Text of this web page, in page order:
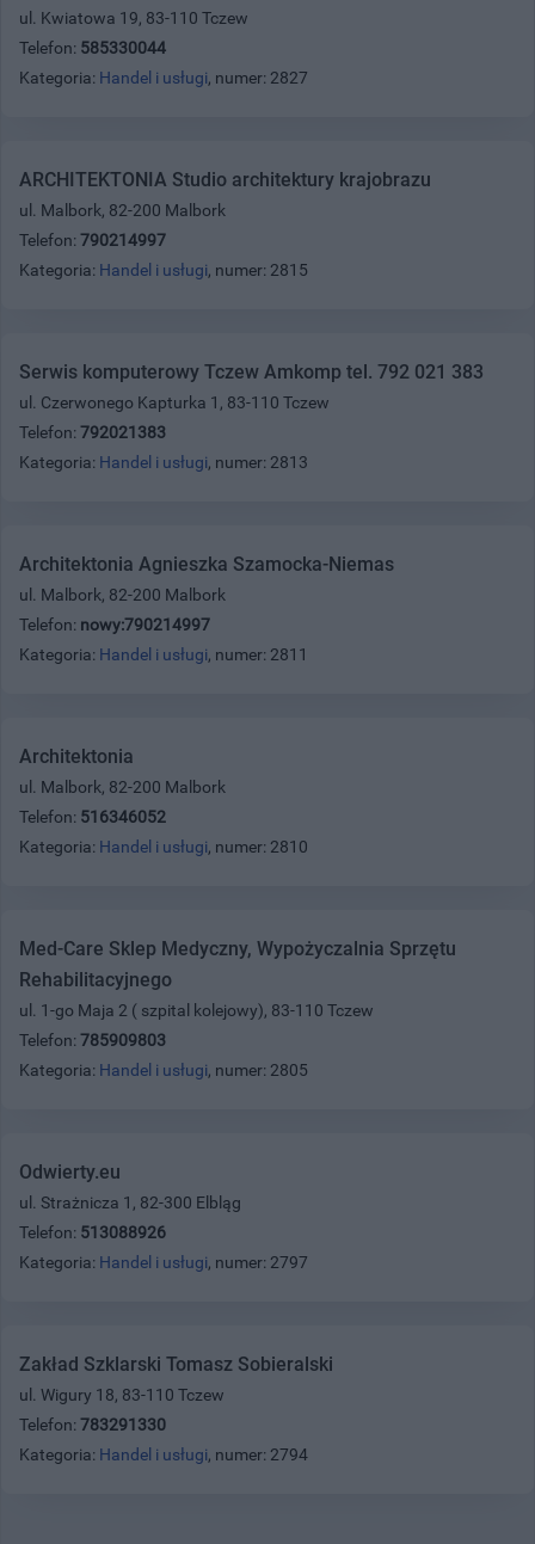
ul. Kwiatowa 19, 83-110 Tczew
Telefon: 585330044
Kategoria: Handel i usługi, numer: 2827
ARCHITEKTONIA Studio architektury krajobrazu
ul. Malbork, 82-200 Malbork
Telefon: 790214997
Kategoria: Handel i usługi, numer: 2815
Serwis komputerowy Tczew Amkomp tel. 792 021 383
ul. Czerwonego Kapturka 1, 83-110 Tczew
Telefon: 792021383
Kategoria: Handel i usługi, numer: 2813
Architektonia Agnieszka Szamocka-Niemas
ul. Malbork, 82-200 Malbork
Telefon: nowy:790214997
Kategoria: Handel i usługi, numer: 2811
Architektonia
ul. Malbork, 82-200 Malbork
Telefon: 516346052
Kategoria: Handel i usługi, numer: 2810
Med-Care Sklep Medyczny, Wypożyczalnia Sprzętu
Rehabilitacyjnego
ul. 1-go Maja 2 ( szpital kolejowy), 83-110 Tczew
Telefon: 785909803
Kategoria: Handel i usługi, numer: 2805
Odwierty.eu
ul. Strażnicza 1, 82-300 Elbląg
Telefon: 513088926
Kategoria: Handel i usługi, numer: 2797
Zakład Szklarski Tomasz Sobieralski
ul. Wigury 18, 83-110 Tczew
Telefon: 783291330
Kategoria: Handel i usługi, numer: 2794